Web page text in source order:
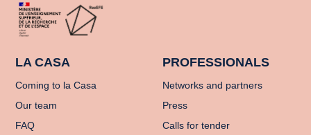
LA CASA
Coming to la Casa
Our team
FAQ
PROFESSIONALS
Networks and partners
Press
Calls for tender